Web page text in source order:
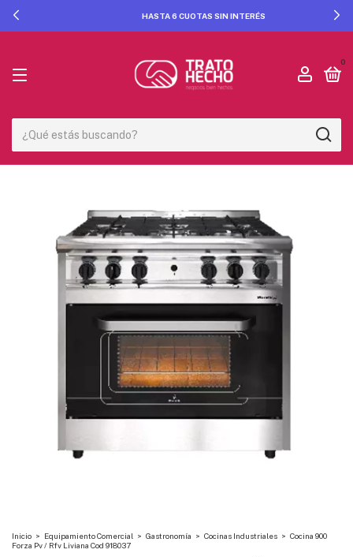
HASTA 6 CUOTAS SIN INTERÉS
0
Inicio > Equipamiento Comercial > Gastronomía > Cocinas Industriales > Cocina 900
Forza Pv / Rfv Liviana Cod 918037